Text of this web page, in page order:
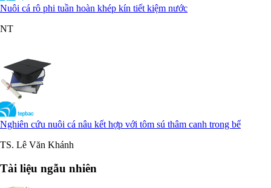
Nuôi cá rô phi tuần hoàn khép kín tiết kiệm nước
NT
Nghiên cứu nuôi cá nâu kết hợp với tôm sú thâm canh trong bể
TS. Lê Văn Khánh
Tài liệu ngẫu nhiên